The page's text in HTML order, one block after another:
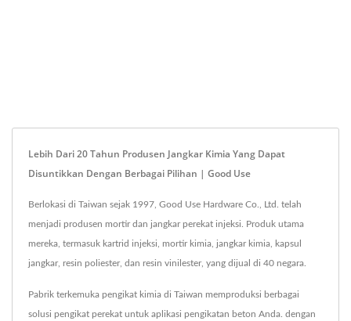
Lebih Dari 20 Tahun Produsen Jangkar Kimia Yang Dapat
Disuntikkan Dengan Berbagai Pilihan | Good Use
Berlokasi di Taiwan sejak 1997, Good Use Hardware Co., Ltd. telah
menjadi produsen mortir dan jangkar perekat injeksi. Produk utama
mereka, termasuk kartrid injeksi, mortir kimia, jangkar kimia, kapsul
jangkar, resin poliester, dan resin vinilester, yang dijual di 40 negara.
Pabrik terkemuka pengikat kimia di Taiwan memproduksi berbagai
solusi pengikat perekat untuk aplikasi pengikatan beton Anda. dengan